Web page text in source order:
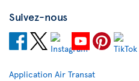
Suivez-nous
Application Air Transat